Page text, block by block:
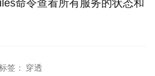
命令查看所有服务的状态和
签： 穿透